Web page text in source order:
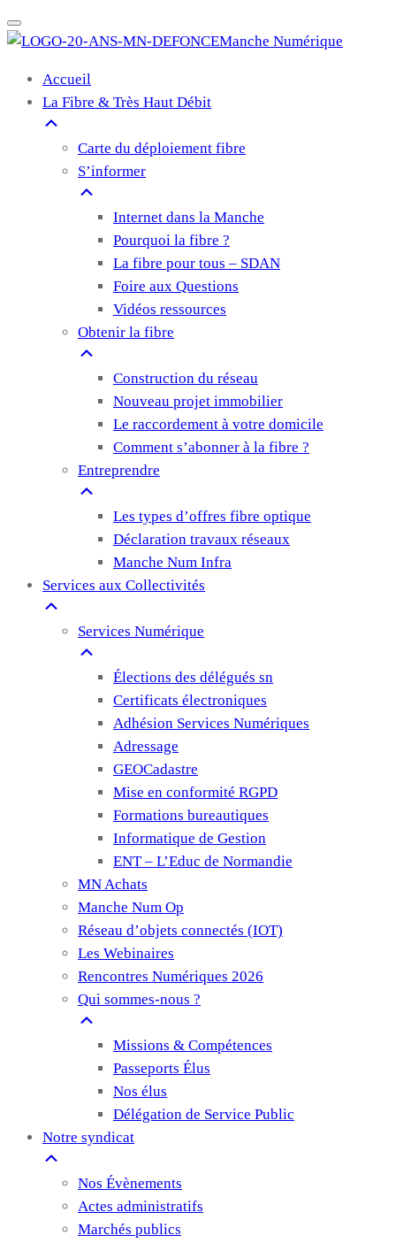
Manche Numérique
Accueil
La Fibre & Très Haut Débit
Carte du déploiement fibre
S’informer
Internet dans la Manche
Pourquoi la fibre ?
La fibre pour tous – SDAN
Foire aux Questions
Vidéos ressources
Obtenir la fibre
Construction du réseau
Nouveau projet immobilier
Le raccordement à votre domicile
Comment s’abonner à la fibre ?
Entreprendre
Les types d’offres fibre optique
Déclaration travaux réseaux
Manche Num Infra
Services aux Collectivités
Services Numérique
Élections des délégués sn
Certificats électroniques
Adhésion Services Numériques
Adressage
GEOCadastre
Mise en conformité RGPD
Formations bureautiques
Informatique de Gestion
ENT – L’Educ de Normandie
MN Achats
Manche Num Op
Réseau d’objets connectés (IOT)
Les Webinaires
Rencontres Numériques 2026
Qui sommes-nous ?
Missions & Compétences
Passeports Élus
Nos élus
Délégation de Service Public
Notre syndicat
Nos Évènements
Actes administratifs
Marchés publics